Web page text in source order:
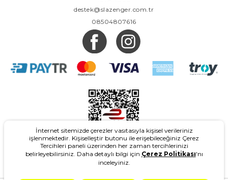
destek@slazenger.com.tr
08504807616
- Slazenger.com.tr - Tüm Hakları Saklıdır.
İnternet sitemizde çerezler vasıtasıyla kişisel verileriniz
işlenmektedir. Kişiselleştir butonu ile erişebileceğiniz Çerez
Tercihleri paneli üzerinden her zaman tercihlerinizi
belirleyebilirsiniz. Daha detaylı bilgi için Çerez Politikası'nı
inceleyiniz.